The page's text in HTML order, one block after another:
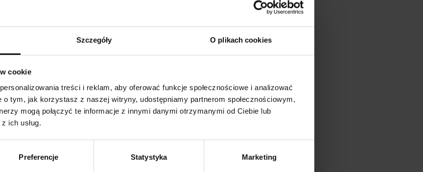
Szczegóły O plikach cookies
cookie
treści i reklam, aby oferować funkcje społecznościowe i analizować
tym, jak korzystasz z naszej witryny, udostępniamy partnerom społecznościowym,
mogą połączyć te informacje z innymi danymi otrzymanymi od Ciebie lub
ich usług.
Preferencje Statystyka Marketing